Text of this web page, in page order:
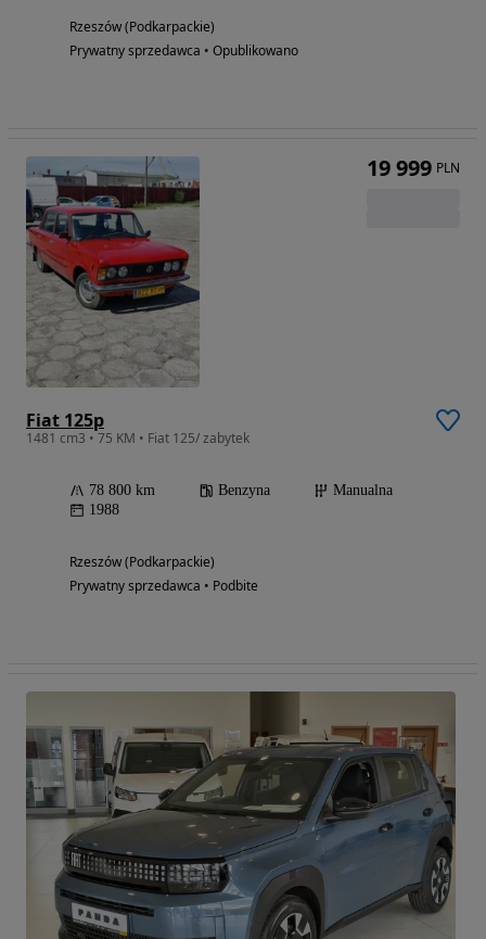
Rzeszów (Podkarpackie)
Prywatny sprzedawca • Opublikowano
Fiat 125p
1481 cm3 • 75 KM • Fiat 125/ zabytek
78 800 km Benzyna
Manualna
1988
Rzeszów (Podkarpackie)
Prywatny sprzedawca • Podbite
19 999 PLN